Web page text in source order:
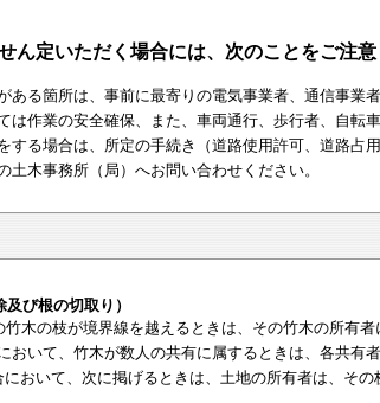
ん定いただく場合には、次のことをご注
ある箇所は、事前に最寄りの電気事業者、通信事業
は作業の安全確保、また、車両通行、歩行者、自転
する場合は、所定の手続き（道路使用許可、道路占
木事務所（局）へお問い合わせください。
及び根の切取り）
木の枝が境界線を越えるときは、その竹木の所有者
おいて、竹木が数人の共有に属するときは、各共有
おいて、次に掲げるときは、土地の所有者は、その